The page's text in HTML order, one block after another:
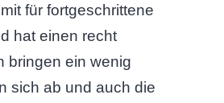
für fortgeschrittene
hat einen recht
bringen ein wenig
sich ab und auch die